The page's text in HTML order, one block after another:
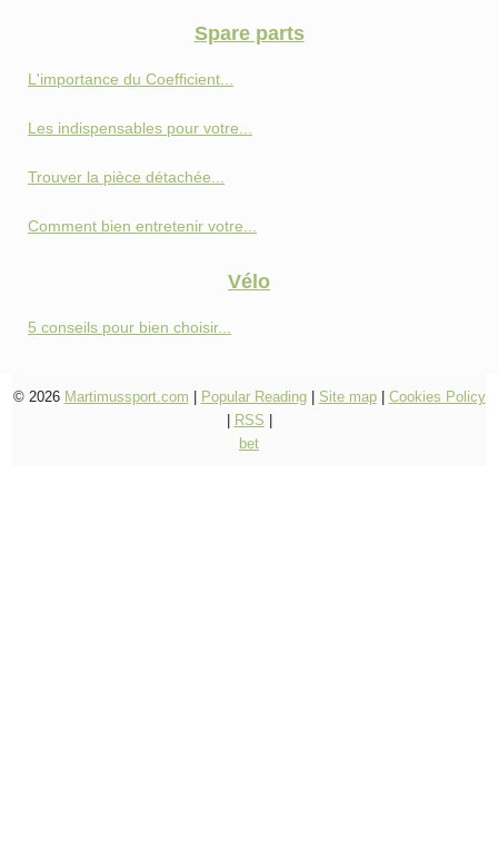
Spare parts
L'importance du Coefficient...
Les indispensables pour votre...
Trouver la pièce détachée...
Comment bien entretenir votre...
Vélo
5 conseils pour bien choisir...
© 2026 Martimussport.com Popular Reading| Site map| Cookies Policy
RSS
bet